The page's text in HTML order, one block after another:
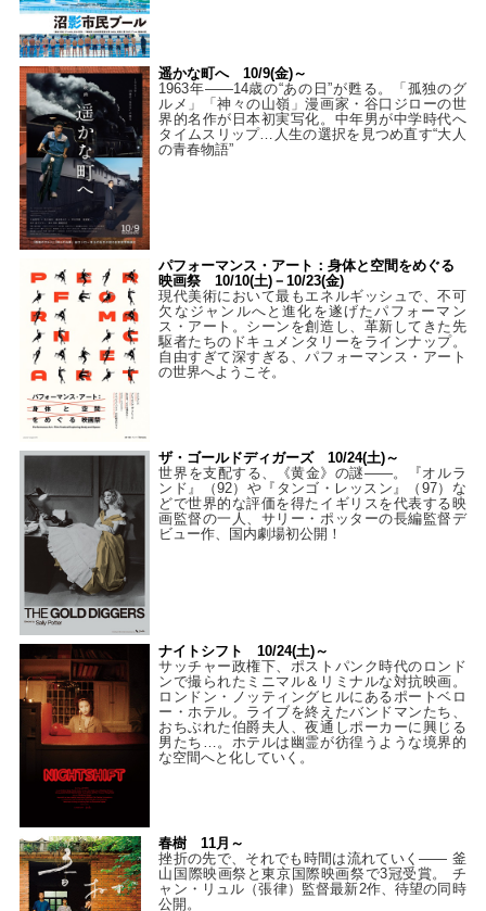
遥かな町へ 10/9(金)～
1963年――14歳の“あの日”が甦る。「孤独のグ
ルメ」「神々の山嶺」漫画家・谷口ジローの世
界的名作が日本初実写化。中年男が中学時代へ
タイムスリップ…人生の選択を見つめ直す“大人
の青春物語”
パフォーマンス・アート：身体と空間をめぐる
映画祭 10/10(土)－10/23(金)
現代美術において最もエネルギッシュで、不可
欠なジャンルへと進化を遂げたパフォーマン
ス・アート。シーンを創造し、革新してきた先
駆者たちのドキュメンタリーをラインナップ。
自由すぎて深すぎる、パフォーマンス・アート
の世界へようこそ。
ザ・ゴールドディガーズ 10/24(土)～
世界を支配する、《黄金》の謎――。『オルラ
ンド』（92）や『タンゴ・レッスン』（97）な
どで世界的な評価を得たイギリスを代表する映
画監督の一人、サリー・ポッターの長編監督デ
ビュー作、国内劇場初公開！
ナイトシフト 10/24(土)～
サッチャー政権下、ポストパンク時代のロンド
ンで撮られたミニマル＆リミナルな対抗映画。
ロンドン・ノッティングヒルにあるポートベロ
ー・ホテル。ライブを終えたバンドマンたち、
おちぶれた伯爵夫人、夜通しポーカーに興じる
男たち…。ホテルは幽霊が彷徨うような境界的
な空間へと化していく。
春樹 11月～
挫折の先で、それでも時間は流れていく—— 釜
山国際映画祭と東京国際映画祭で3冠受賞。 チ
ャン・リュル（張律）監督最新2作、待望の同時
公開。